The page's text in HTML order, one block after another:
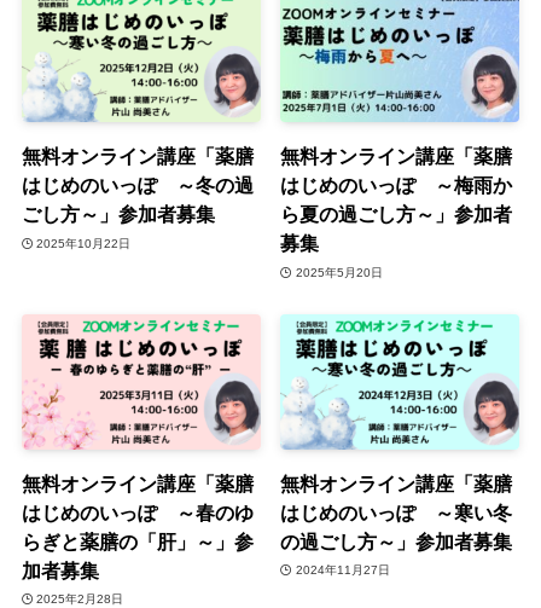
無料オンライン講座「薬膳
はじめのいっぽ ～冬の過
ごし方～」参加者募集
2025年10月22日
無料オンライン講座「薬膳
はじめのいっぽ ～梅雨か
ら夏の過ごし方～」参加者
募集
2025年5月20日
無料オンライン講座「薬膳
はじめのいっぽ ～春のゆ
らぎと薬膳の「肝」～」参
加者募集
2025年2月28日
無料オンライン講座「薬膳
はじめのいっぽ ～寒い冬
の過ごし方～」参加者募集
2024年11月27日